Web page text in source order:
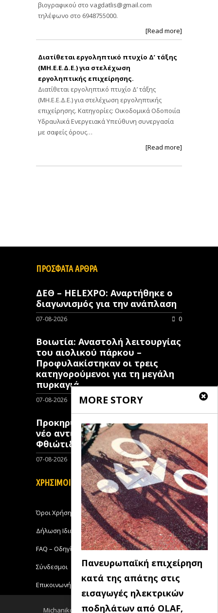
βιογραφικού στο vagdatlis@gmail.com
τηλέφωνο στο 6948755000.
[Read more]
Διατίθεται εργοληπτικό πτυχίο Δ’ τάξης
(ΜΗ.Ε.Ε.Δ.Ε.) για στελέχωση
εργοληπτικής επιχείρησης.
Διατίθεται εργοληπτικό πτυχίο Δ’ τάξης
(ΜΗ.Ε.Ε.Δ.Ε.) για στελέχωση εργοληπτικής
επιχείρησης. Κατηγορίες: Οικοδομικά Οδοποιία
Υδραυλικά Ενεργειακά Υπεύθυνη συνεργασία
με σαφείς όρους…
[Read more]
MORE STORY
Πανευρωπαϊκή επιχείρηση
κατά της απάτης στις
εισαγωγές ηλεκτρικών
ποδηλάτων από OLAF,
ΠΡΟΣΦΑΤΑ ΑΡΘΡΑ
ΔΕΘ – HELEXPO: Αναρτήθηκε ο
διαγωνισμός για την ανάπλαση
07-08-2026 0
Βοιωτία: Αναστολή λειτουργίας
του αιολικού πάρκου –
Προφυλακίστηκαν οι τρεις
κατηγορούμενοι για τη μεγάλη
πυρκαγιά
07-08-2026
Προκηρύχθηκε διαγωνισμός για
νέo αντιπλημμυρικό έργο στη
Φθιώτιδα
07-08-2026 0
ΧΡΗΣΙΜΟΙ ΣΥΝΔΕΣΜΟΙ
Όροι Χρήσης
Δήλωση Ιδιωτικότητας
FAQ – Οδηγίες Χρήσης
Σύνδεσμοι
Επικοινωνήστε με το Michanikos-Online
Michanikos-Online 2018 - All Rights Reserved